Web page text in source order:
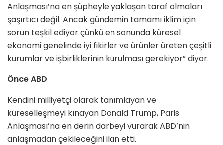
Anlaşması’na en şüpheyle yaklaşan taraf olmaları
şaşırtıcı değil. Ancak gündemin tamamı iklim için
sorun teşkil ediyor çünkü en sonunda küresel
ekonomi genelinde iyi fikirler ve ürünler üreten çeşitli
kurumlar ve işbirliklerinin kurulması gerekiyor” diyor.
Önce ABD
Kendini milliyetçi olarak tanımlayan ve
küreselleşmeyi kınayan Donald Trump, Paris
Anlaşması’na en derin darbeyi vurarak ABD’nin
anlaşmadan çekileceğini ilan etti.